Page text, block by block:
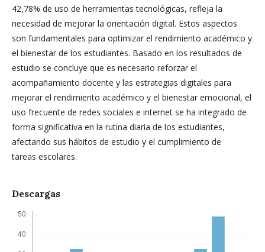
42,78% de uso de herramientas tecnológicas, refleja la
necesidad de mejorar la orientación digital. Estos aspectos
son fundamentales para optimizar el rendimiento académico y
el bienestar de los estudiantes. Basado en los resultados de
estudio se concluye que es necesario reforzar el
acompañamiento docente y las estrategias digitales para
mejorar el rendimiento académico y el bienestar emocional, el
uso frecuente de redes sociales e internet se ha integrado de
forma significativa en la rutina diaria de los estudiantes,
afectando sus hábitos de estudio y el cumplimiento de
tareas escolares.
Descargas